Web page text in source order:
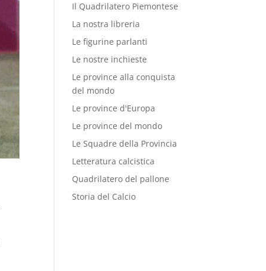
Il Quadrilatero Piemontese
La nostra libreria
Le figurine parlanti
Le nostre inchieste
Le province alla conquista
del mondo
Le province d'Europa
Le province del mondo
Le Squadre della Provincia
Letteratura calcistica
Quadrilatero del pallone
Storia del Calcio